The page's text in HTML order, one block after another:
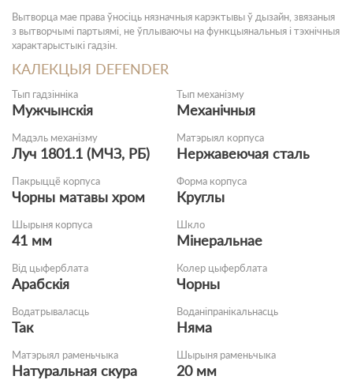
Вытворца мае права ўносіць нязначныя карэктывы ў дызайн, звязаныя
з вытворчымі партыямі, не ўплываючы на функцыянальныя і тэхнічныя
характарыстыкі гадзін.
КАЛЕКЦЫЯ DEFENDER
Тып гадзінніка
Мужчынскія
Тып механізму
Механічныя
Мадэль механізму
Луч 1801.1 (МЧЗ, РБ)
Матэрыял корпуса
Нержавеючая сталь
Пакрыццё корпуса
Чорны матавы хром
Форма корпуса
Круглы
Шырыня корпуса
41 мм
Шкло
Мінеральнае
Від цыферблата
Арабскія
Колер цыферблата
Чорны
Водатрываласць
Так
Воданіпранікальнасць
Няма
Матэрыял раменьчыка
Натуральная скура
Шырыня раменьчыка
20 мм